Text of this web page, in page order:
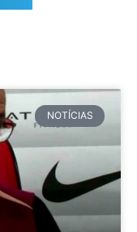
NOTÍCIAS